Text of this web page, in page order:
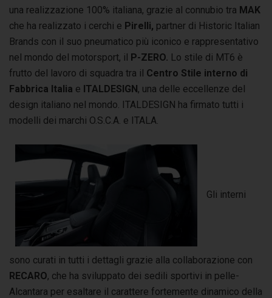
una realizzazione 100% italiana, grazie al connubio tra MAK
che ha realizzato i cerchi e Pirelli, partner di Historic Italian
Brands con il suo pneumatico più iconico e rappresentativo
nel mondo del motorsport, il P-ZERO. Lo stile di MT6 è
frutto del lavoro di squadra tra il Centro Stile interno di
Fabbrica Italia e ITALDESIGN, una delle eccellenze del
design italiano nel mondo. ITALDESIGN ha firmato tutti i
modelli dei marchi O.S.C.A. e ITALA.
Gli interni
sono curati in tutti i dettagli grazie alla collaborazione con
RECARO, che ha sviluppato dei sedili sportivi in pelle-
Alcantara per esaltare il carattere fortemente dinamico della